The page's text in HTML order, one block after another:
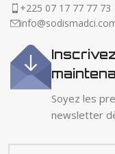
+225 07 17 77 77 73
Soyez les
newsletter